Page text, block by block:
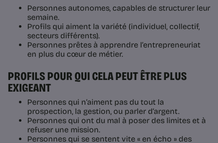
Personnes autonomes, capables de structurer leur
semaine.
Profils qui aiment la variété (individuel, collectif,
secteurs différents).
Personnes prêtes à apprendre l’entrepreneuriat
en plus du cœur de métier.
PROFILS POUR QUI CELA PEUT ÊTRE PLUS
EXIGEANT
Personnes qui n’aiment pas du tout la
prospection, la gestion, ou parler d’argent.
Personnes qui ont du mal à poser des limites et à
refuser une mission.
Personnes qui se sentent vite « en écho » des